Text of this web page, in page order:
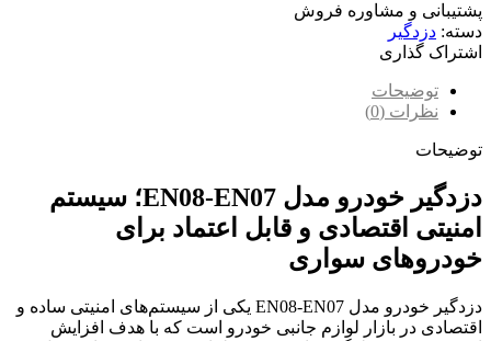
پشتیبانی و مشاوره فروش
دسته: دزدگیر
اشتراک گذاری
توضیحات
نظرات (0)
توضیحات
دزدگیر خودرو مدل EN08-EN07؛ سیستم
امنیتی اقتصادی و قابل اعتماد برای
خودروهای سواری
دزدگیر خودرو مدل EN08-EN07 یکی از سیستم‌های امنیتی ساده و
اقتصادی در بازار لوازم جانبی خودرو است که با هدف افزایش